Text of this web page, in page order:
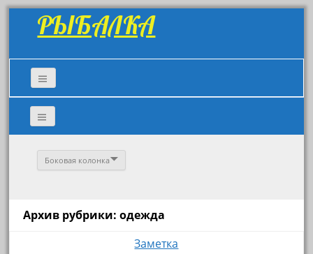
РЫБАЛКА
Боковая колонка
Архив рубрики: одежда
Заметка